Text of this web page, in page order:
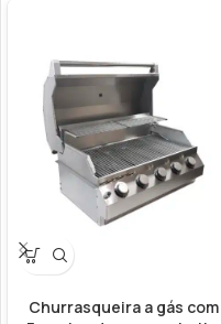
Churrasqueira a gás com